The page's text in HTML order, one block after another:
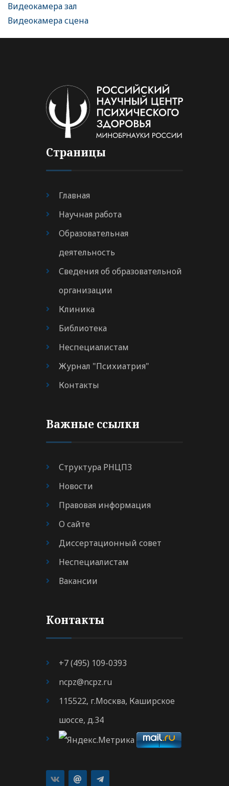
Видеокамера зал
Видеокамера сцена
Страницы
Главная
Научная работа
Образовательная
деятельность
Сведения об образовательной
организации
Клиника
Библиотека
Неспециалистам
Журнал "Психиатрия"
Контакты
Важные ссылки
Структура РНЦПЗ
Новости
Правовая информация
О сайте
Диссертационный совет
Неспециалистам
Вакансии
Контакты
+7 (495) 109-0393
ncpz@ncpz.ru
115522, г.Москва, Каширское
шоссе, д.34